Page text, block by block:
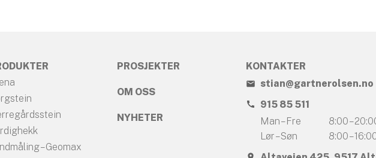
– Geomax
PROSJEKTER
OM OSS
NYHETER
KONTAKTER
stian@gartnerolsen.no
915 85 511
Man – Fre
8:00 –
Lør – Søn
8:00 –